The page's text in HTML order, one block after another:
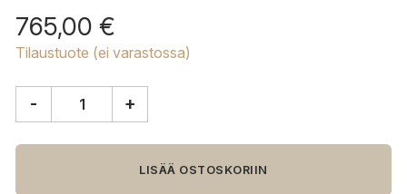
765,00 €
Tilaustuote (ei varastossa)
sivupöytä
- +
LISÄÄ OSTOSKORIIN